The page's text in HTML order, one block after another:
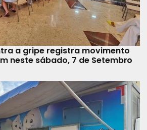
a gripe registra movimento
neste sábado, 7 de Setembro